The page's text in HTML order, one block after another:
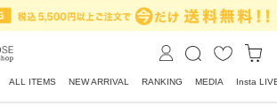
ALL ITEMS NEW ARRIVAL RANKING MEDIA Insta